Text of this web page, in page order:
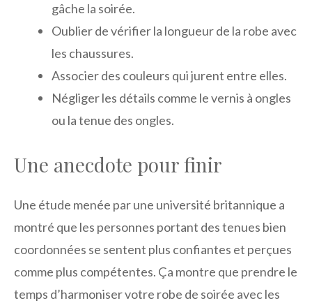
gâche la soirée.
Oublier de vérifier la longueur de la robe avec
les chaussures.
Associer des couleurs qui jurent entre elles.
Négliger les détails comme le vernis à ongles
ou la tenue des ongles.
Une anecdote pour finir
Une étude menée par une université britannique a
montré que les personnes portant des tenues bien
coordonnées se sentent plus confiantes et perçues
comme plus compétentes. Ça montre que prendre le
temps d’harmoniser votre robe de soirée avec les